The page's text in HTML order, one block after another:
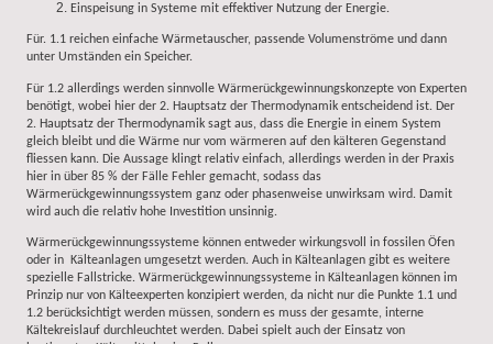
Einspeisung in Systeme mit effektiver Nutzung der Energie.
Für. 1.1 reichen einfache Wärmetauscher, passende Volumenströme und dann
unter Umständen ein Speicher.
Für 1.2 allerdings werden sinnvolle Wärmerückgewinnungskonzepte von Experten
benötigt, wobei hier der 2. Hauptsatz der Thermodynamik entscheidend ist. Der
2. Hauptsatz der Thermodynamik sagt aus, dass die Energie in einem System
gleich bleibt und die Wärme nur vom wärmeren auf den kälteren Gegenstand
fliessen kann. Die Aussage klingt relativ einfach, allerdings werden in der Praxis
hier in über 85 % der Fälle Fehler gemacht, sodass das
Wärmerückgewinnungssystem ganz oder phasenweise unwirksam wird. Damit
wird auch die relativ hohe Investition unsinnig.
Wärmerückgewinnungssysteme können entweder wirkungsvoll in fossilen Öfen
oder in Kälteanlagen umgesetzt werden. Auch in Kälteanlagen gibt es weitere
spezielle Fallstricke. Wärmerückgewinnungssysteme in Kälteanlagen können im
Prinzip nur von Kälteexperten konzipiert werden, da nicht nur die Punkte 1.1 und
1.2 berücksichtigt werden müssen, sondern es muss der gesamte, interne
Kältekreislauf durchleuchtet werden. Dabei spielt auch der Einsatz von